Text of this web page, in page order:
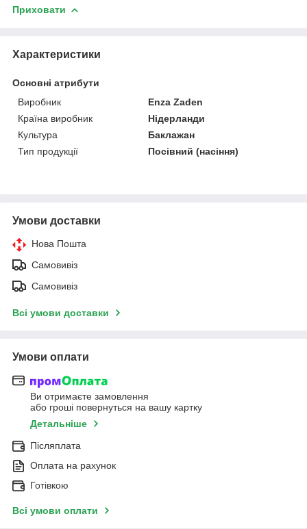
Приховати
Характеристики
Основні атрибути
Виробник
Enza Zaden
Країна виробник
Нідерланди
Культура
Баклажан
Тип продукції
Посівний (насіння)
Умови доставки
Нова Пошта
Самовивіз
Самовивіз
Всі умови доставки
Умови оплати
Ви отримаєте замовлення
або гроші повернуться на вашу картку
Детальніше
Післяплата
Оплата на рахунок
Готівкою
Всі умови оплати